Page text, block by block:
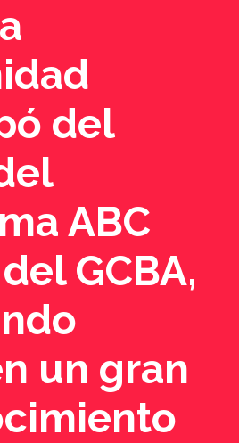
del
ABC
GCBA,
un gran